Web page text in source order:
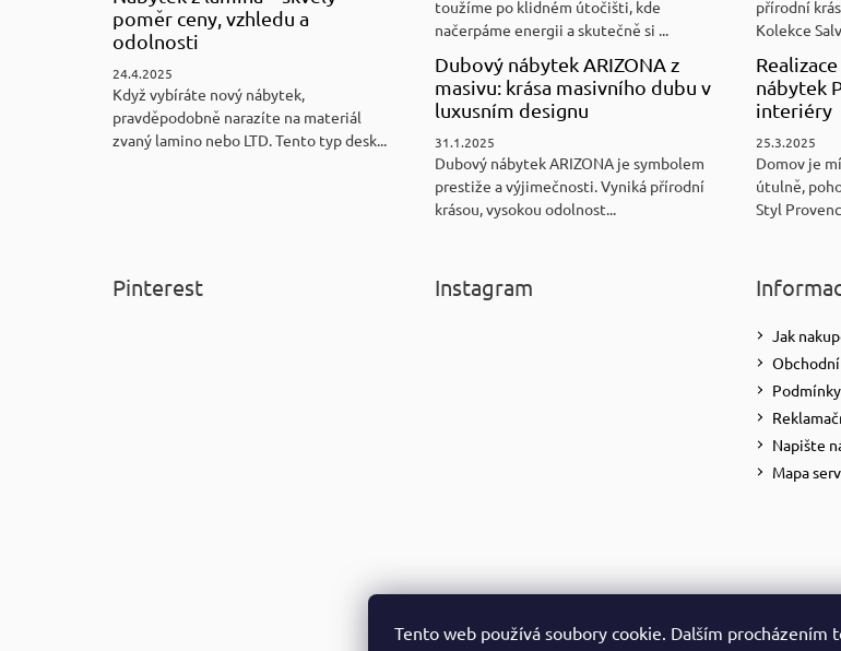
Tento web používá soubory cookie. Dalším procházením
poměr ceny, vzhledu a
odolnosti
24.4.2025
Když vybíráte nový nábytek,
pravděpodobně narazíte na materiál
zvaný lamino nebo LTD. Tento typ desk...
toužíme po klidném útočišti, kde
načerpáme energii a skutečně si ...
Dubový nábytek ARIZONA z
masivu: krása masivního dubu v
luxusním designu
31.1.2025
Dubový nábytek ARIZONA je symbolem
prestiže a výjimečnosti. Vyniká přírodní
krásou, vysokou odolnost...
přírodní
Kolekce
nábytek
interiéry
25.3.2025
Domov je
útulně,
Styl
Pinterest Instagram
Sledovat na Instagramu
Jak
Napište
Mapa